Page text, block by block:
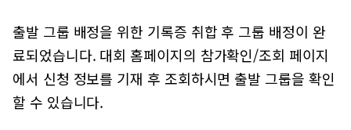
출발 그룹 배정을 위한 기록증 취합 후 그룹 배정이 완
료되었습니다. 대회 홈페이지의 참가확인/조회 페이지
에서 신청 정보를 기재 후 조회하시면 출발 그룹을 확인
할 수 있습니다.